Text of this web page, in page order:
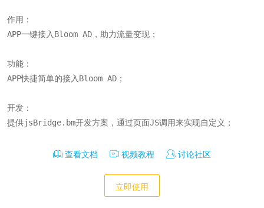
作用：
APP一键接入Bloom AD，助力流量变现；
功能：
APP快捷简单的接入Bloom AD；
开发：
提供jsBridge.bm开发方案，通过页面JS调用来实现自定义；
查看文档 视频教程 讨论社区
立即使用